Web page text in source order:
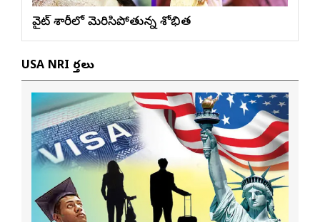
వైట్ శారీలో మెరిసిపోతున్న శోభిత
USA NRI వార్తలు